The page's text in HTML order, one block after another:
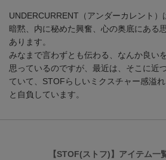
UNDERCURRENT（アンダーカレント）
暗黙、内に秘めた興奮、心の奥底にある
あります。
みなまで言わずとも伝わる、なんか良い
思っているのですが、最近は、そこに近
ていて、STOFらしいミクスチャー感溢
と自負しています。
【STOF(ストフ)】アイテム一